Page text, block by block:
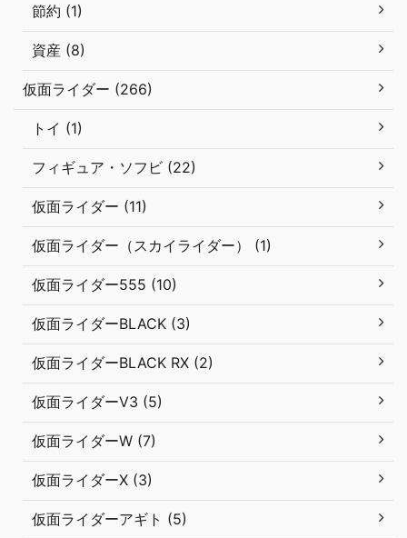
節約 (1)
資産 (8)
仮面ライダー (266)
トイ (1)
フィギュア・ソフビ (22)
仮面ライダー (11)
仮面ライダー（スカイライダー） (1)
仮面ライダー555 (10)
仮面ライダーBLACK (3)
仮面ライダーBLACK RX (2)
仮面ライダーV3 (5)
仮面ライダーW (7)
仮面ライダーX (3)
仮面ライダーアギト (5)